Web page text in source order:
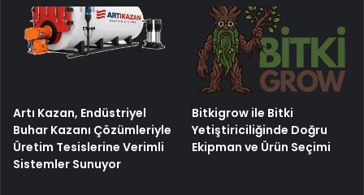
Artı Kazan, Endüstriyel
Buhar Kazanı Çözümleriyle
Üretim Tesislerine Verimli
Sistemler Sunuyor
Bitkigrow ile Bitki
Yetiştiriciliğinde Doğru
Ekipman ve Ürün Seçimi